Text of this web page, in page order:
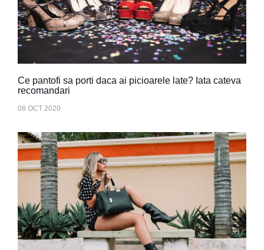
Ce pantofi sa porti daca ai picioarele late? Iata cateva
recomandari
08 OCT 2020